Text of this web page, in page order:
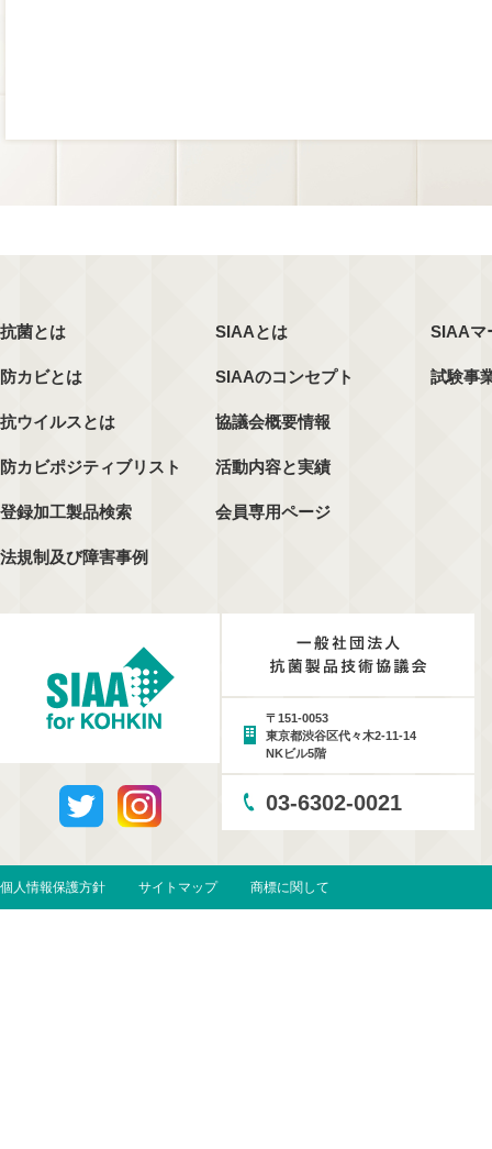
抗菌とは
防カビとは
抗ウイルスとは
防カビポジティブリスト
登録加工製品検索
法規制及び障害事例
SIAAとは
SIAAのコンセプト
協議会概要情報
活動内容と実績
会員専用ページ
SIAAマ
試験事
〒151-0053
東京都渋谷区代々木2-11-14
NKビル5階
03-6302-0021
個人情報保護方針 サイトマップ 商標に関して